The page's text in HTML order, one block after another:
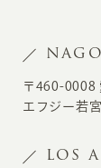
〒460-0008
エフジー若
LOS